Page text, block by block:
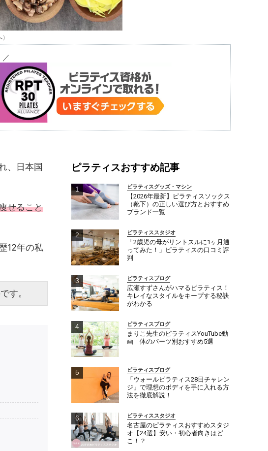
）
／
、日本国
せること
12年の私
す。
ピラティスおすすめ記事
ピラティスグッズ・マシン
【2026年最新】ピラティスソックス
（靴下）の正しい選び方とおすすめ
ブランド一覧
ピラティススタジオ
「2歳児の母がリントスルに1ヶ月通
ってみた！」ピラティスの口コミ評
判
ピラティスブログ
広瀬すずさんがハマるピラティス！
キレイなスタイルをキープする秘訣
がわかる
ピラティスブログ
まりこ先生のピラティスYouTube動
画 体のパーツ別おすすめ5選
ピラティスブログ
「ウォールピラティス28日チャレン
ジ」で理想のボディを手に入れる方
法を徹底解説！
ピラティススタジオ
名古屋のピラティスおすすめスタジ
オ【24選】安い・初心者向きはど
こ！？